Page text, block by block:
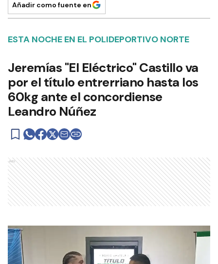
Añadir como fuente en
ESTA NOCHE EN EL POLIDEPORTIVO NORTE
Jeremías "El Eléctrico" Castillo va
por el título entrerriano hasta los
60kg ante el concordiense
Leandro Núñez
Ads